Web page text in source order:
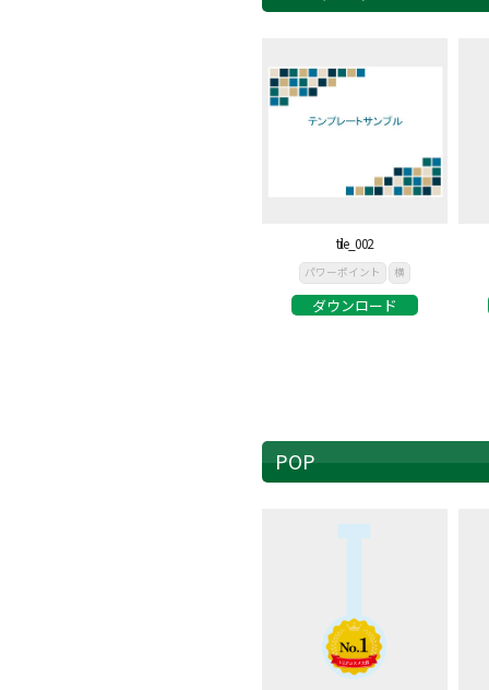
tile_002
パワーポイント 横
ダウンロード
POP